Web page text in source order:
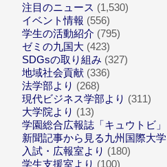
注目のニュース (1,530)
イベント情報 (556)
学生の活動紹介 (795)
ゼミの九国大 (423)
SDGsの取り組み (327)
地域社会貢献 (336)
法学部より (268)
現代ビジネス学部より (311)
大学院より (13)
学園総合広報誌「キュウトビ」
新聞記事から見る九州国際大学
入試・広報室より (180)
学生支援室より (100)